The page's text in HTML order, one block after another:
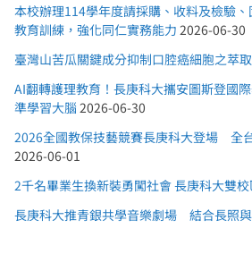
本校辦理114學年度請採購、收料及檢驗
教育訓練，強化同仁實務能力 2026-06-30
臺灣山苦瓜關鍵成分抑制口腔癌細胞之萃
AI翻轉護理教育！長庚科大攜安圖斯登國
準學習大腦 2026-06-30
2026全國教保技藝競賽長庚科大登場 全
2026-06-01
2千名畢業生換新裝勇闖社會 長庚科大雙
長庚科大推青銀共學音樂劇場 結合長照